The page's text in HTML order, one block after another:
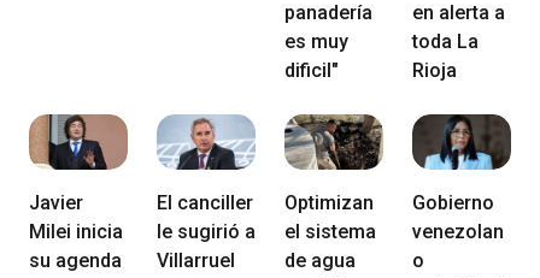
panadería
es muy
dificil"
en alerta a
toda La
Rioja
Javier
Milei inicia
su agenda
El canciller
le sugirió a
Villarruel
Optimizan
el sistema
de agua
Gobierno
venezolan
o